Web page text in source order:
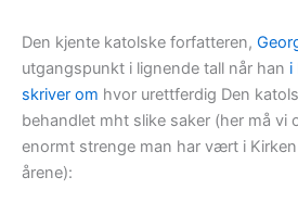
Den kjente katolske forfatteren,
utgangspunkt i lignende tall når han i
skriver om hvor urettferdig Den
behandlet mht slike saker (her må vi
enormt strenge man har vært i
årene):